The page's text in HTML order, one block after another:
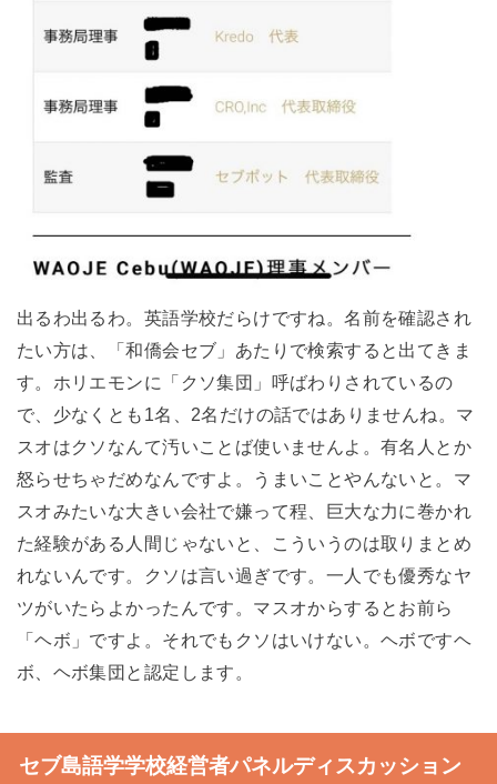
出るわ出るわ。英語学校だらけですね。名前を確認され
たい方は、「和僑会セブ」あたりで検索すると出てきま
す。ホリエモンに「クソ集団」呼ばわりされているの
で、少なくとも1名、2名だけの話ではありませんね。マ
スオはクソなんて汚いことば使いませんよ。有名人とか
怒らせちゃだめなんですよ。うまいことやんないと。マ
スオみたいな大きい会社で嫌って程、巨大な力に巻かれ
た経験がある人間じゃないと、こういうのは取りまとめ
れないんです。クソは言い過ぎです。一人でも優秀なヤ
ツがいたらよかったんです。マスオからするとお前ら
「ヘボ」ですよ。それでもクソはいけない。ヘボですヘ
ボ、ヘボ集団と認定します。
セブ島語学学校経営者パネルディスカッション